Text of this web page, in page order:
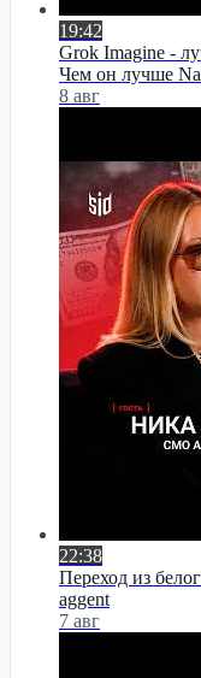
19:42
Grok Imagine -
Чем он лучше
8 авг
22:38
Переход из
aggent
7 авг